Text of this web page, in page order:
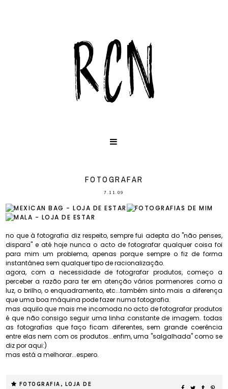
FOTOGRAFAR
7.11.09
no que à fotografia diz respeito, sempre fui adepta do "não penses,
dispara" e até hoje nunca o acto de fotografar qualquer coisa foi
para mim um problema, apenas porque sempre o fiz de forma
instantânea sem qualquer tipo de racionalização.
agora, com a necessidade de fotografar produtos, começo a
perceber a razão para ter em atenção vários pormenores como a
luz, o brilho, o enquadramento, etc...também sinto mais a diferença
que uma boa máquina pode fazer numa fotografia.
mas aquilo que mais me incomoda no acto de fotografar produtos
é que não consigo seguir uma linha constante de imagem. todas
as fotografias que faço ficam diferentes, sem grande coerência
entre elas nem com os produtos...enfim, uma "salgalhada" como se
diz por aqui:)
mas está a melhorar...espero.
FOTOGRAFIA , LOJA DE